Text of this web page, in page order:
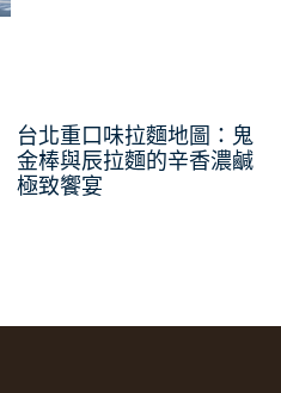
台北重口味拉麵地圖：鬼
金棒與辰拉麵的辛香濃鹹
極致饗宴